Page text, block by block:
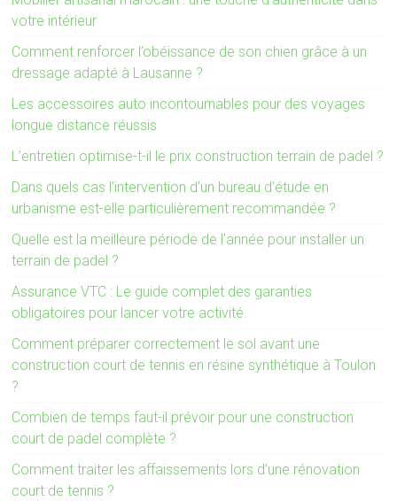
votre intérieur
Comment renforcer l’obéissance de son chien grâce à un
dressage adapté à Lausanne ?
Les accessoires auto incontournables pour des voyages
longue distance réussis
L’entretien optimise-t-il le prix construction terrain de padel ?
Dans quels cas l’intervention d’un bureau d’étude en
urbanisme est-elle particulièrement recommandée ?
Quelle est la meilleure période de l’année pour installer un
terrain de padel ?
Assurance VTC : Le guide complet des garanties
obligatoires pour lancer votre activité.
Comment préparer correctement le sol avant une
construction court de tennis en résine synthétique à Toulon
?
Combien de temps faut-il prévoir pour une construction
court de padel complète ?
Comment traiter les affaissements lors d’une rénovation
court de tennis ?